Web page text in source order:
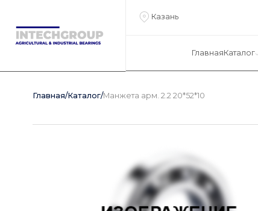
Казань
ГлавнаяКаталог
Главная/Каталог/Манжета арм. 2.2 20*52*10